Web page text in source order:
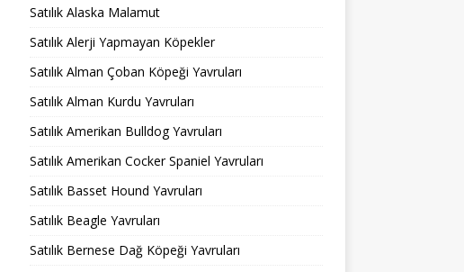
Satılık Alaska Malamut
Satılık Alerji Yapmayan Köpekler
Satılık Alman Çoban Köpeği Yavruları
Satılık Alman Kurdu Yavruları
Satılık Amerikan Bulldog Yavruları
Satılık Amerikan Cocker Spaniel Yavruları
Satılık Basset Hound Yavruları
Satılık Beagle Yavruları
Satılık Bernese Dağ Köpeği Yavruları